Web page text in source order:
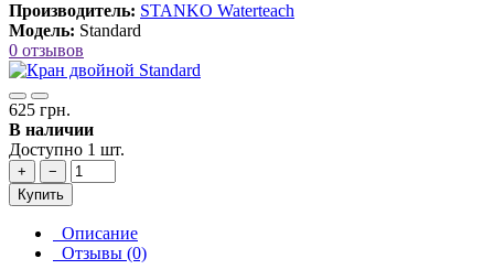
Производитель: STANKO Waterteach
Модель: Standard
0 отзывов
625 грн.
В наличии
Доступно 1 шт.
+
−
Купить
Описание
Отзывы (0)